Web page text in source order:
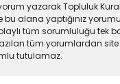
yazarak Topluluk
bu alana yaptığınız
tüm sorumluluğu tek
tüm yorumlardan
tutulamaz.